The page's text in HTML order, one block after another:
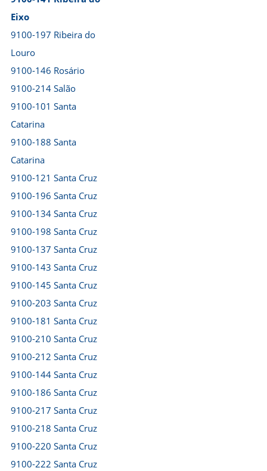
Eixo
9100-197 Ribeira do
Louro
9100-146 Rosário
9100-214 Salão
9100-101 Santa
Catarina
9100-188 Santa
Catarina
9100-121 Santa Cruz
9100-196 Santa Cruz
9100-134 Santa Cruz
9100-198 Santa Cruz
9100-137 Santa Cruz
9100-143 Santa Cruz
9100-145 Santa Cruz
9100-203 Santa Cruz
9100-181 Santa Cruz
9100-210 Santa Cruz
9100-212 Santa Cruz
9100-144 Santa Cruz
9100-186 Santa Cruz
9100-217 Santa Cruz
9100-218 Santa Cruz
9100-220 Santa Cruz
9100-222 Santa Cruz